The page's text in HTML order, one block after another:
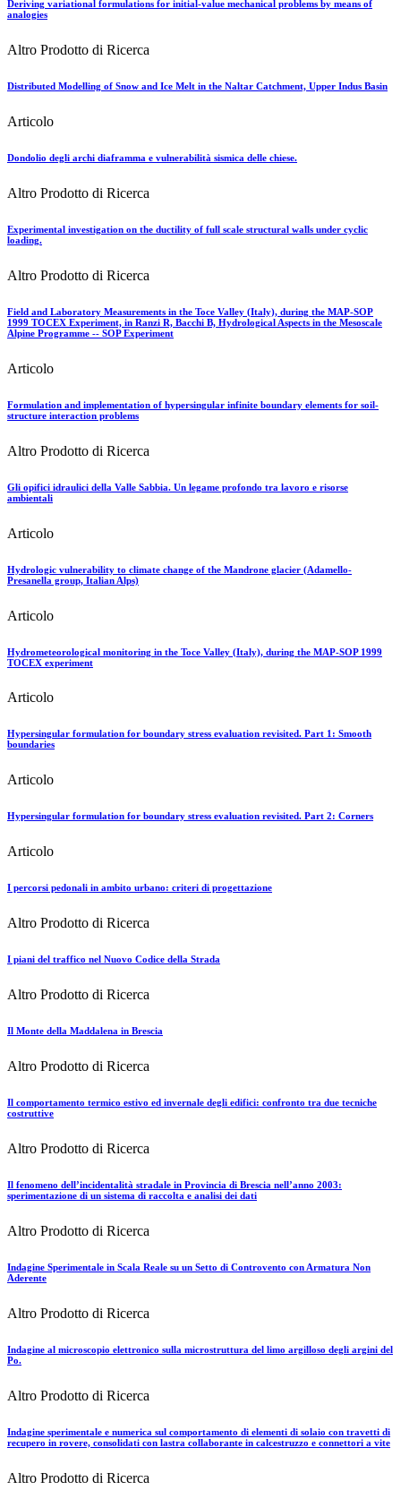
Deriving variational formulations for initial-value mechanical problems by means of
analogies
Altro Prodotto di Ricerca
Distributed Modelling of Snow and Ice Melt in the Naltar Catchment, Upper Indus Basin
Articolo
Dondolio degli archi diaframma e vulnerabilità sismica delle chiese.
Altro Prodotto di Ricerca
Experimental investigation on the ductility of full scale structural walls under cyclic
loading.
Altro Prodotto di Ricerca
Field and Laboratory Measurements in the Toce Valley (Italy), during the MAP-SOP
1999 TOCEX Experiment, in Ranzi R, Bacchi B, Hydrological Aspects in the Mesoscale
Alpine Programme -- SOP Experiment
Articolo
Formulation and implementation of hypersingular infinite boundary elements for soil-
structure interaction problems
Altro Prodotto di Ricerca
Gli opifici idraulici della Valle Sabbia. Un legame profondo tra lavoro e risorse
ambientali
Articolo
Hydrologic vulnerability to climate change of the Mandrone glacier (Adamello-
Presanella group, Italian Alps)
Articolo
Hydrometeorological monitoring in the Toce Valley (Italy), during the MAP-SOP 1999
TOCEX experiment
Articolo
Hypersingular formulation for boundary stress evaluation revisited. Part 1: Smooth
boundaries
Articolo
Hypersingular formulation for boundary stress evaluation revisited. Part 2: Corners
Articolo
I percorsi pedonali in ambito urbano: criteri di progettazione
Altro Prodotto di Ricerca
I piani del traffico nel Nuovo Codice della Strada
Altro Prodotto di Ricerca
Il Monte della Maddalena in Brescia
Altro Prodotto di Ricerca
Il comportamento termico estivo ed invernale degli edifici: confronto tra due tecniche
costruttive
Altro Prodotto di Ricerca
Il fenomeno dell’incidentalità stradale in Provincia di Brescia nell’anno 2003:
sperimentazione di un sistema di raccolta e analisi dei dati
Altro Prodotto di Ricerca
Indagine Sperimentale in Scala Reale su un Setto di Controvento con Armatura Non
Aderente
Altro Prodotto di Ricerca
Indagine al microscopio elettronico sulla microstruttura del limo argilloso degli argini del
Po.
Altro Prodotto di Ricerca
Indagine sperimentale e numerica sul comportamento di elementi di solaio con travetti di
recupero in rovere, consolidati con lastra collaborante in calcestruzzo e connettori a vite
Altro Prodotto di Ricerca